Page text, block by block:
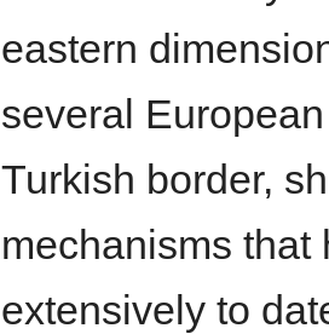
eastern
several
Turkish border,
mechanisms that
extensively to